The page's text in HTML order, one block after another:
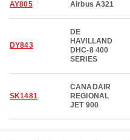
AY805 Airbus A321
DY843
DE
HAVILLAND
DHC-8 400
SERIES
SK1481
CANADAIR
REGIONAL
JET 900